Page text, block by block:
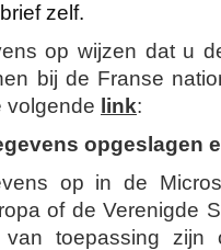
zelf.
op wijzen dat u
bij de Franse
volgende link:
opgeslagen
op in de
of de Verenigde
toepassing zijn